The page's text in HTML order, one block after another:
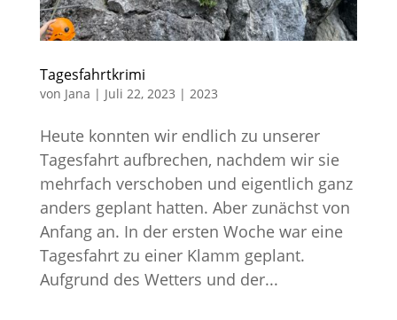
Tagesfahrtkrimi
von Jana | Juli 22, 2023 | 2023
Heute konnten wir endlich zu unserer
Tagesfahrt aufbrechen, nachdem wir sie
mehrfach verschoben und eigentlich ganz
anders geplant hatten. Aber zunächst von
Anfang an. In der ersten Woche war eine
Tagesfahrt zu einer Klamm geplant.
Aufgrund des Wetters und der...